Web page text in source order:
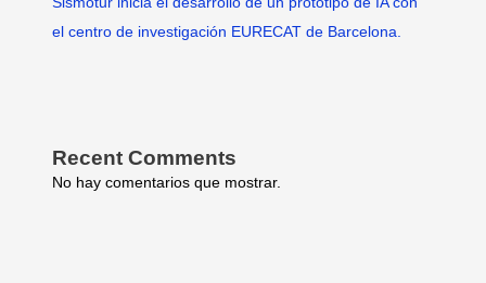
el centro de investigación EURECAT de Barcelona.
Recent Comments
No hay comentarios que mostrar.